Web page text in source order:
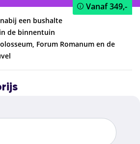
Vanaf349,-
een bushalte
de binnentuin
Forum Romanum en de